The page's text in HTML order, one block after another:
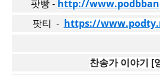
팟빵 - http://
팟티 - https://
찬송가 이야기 [